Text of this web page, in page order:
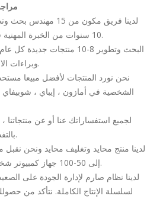
10 سنوات من الخبرة المهنية في صناعة أجهزة التجميل.
CE / ROHS / FCC وبراءات الاختراع.
الشخصية في أمازون ، إيباي ، شوبيفاي
بالتفصيل في غضون 24 ساعة.
إلى 50-100 جهاز كمبيوتر شخصى لاختبار جودة منتجاتنا.
لسلسلة الإنتاج الكاملة. نتأكد من